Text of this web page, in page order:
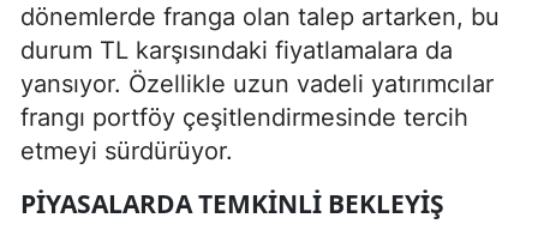
dönemlerde franga olan talep artarken, bu
durum TL karşısındaki fiyatlamalara da
yansıyor. Özellikle uzun vadeli yatırımcılar
frangı portföy çeşitlendirmesinde tercih
etmeyi sürdürüyor.
PIYASALARDA TEMKINLI BEKLEYIŞ